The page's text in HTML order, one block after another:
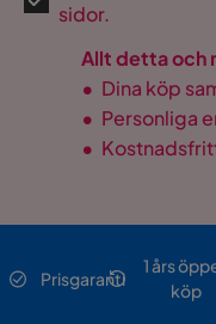
sidor.
Allt detta och
• Dina köp
• Personliga
•
Prisgaranti
1 års
köp